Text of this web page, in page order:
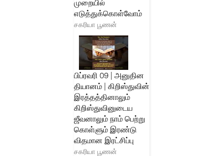
முறையில்
எடுத்துக்கொள்வோம்
சகரியா பூணன்
பிப்ரவரி 09 | அனுதின
தியானம் | கிறிஸ்துவின்
இரத்தத்தினாலும்
கிறிஸ்துவினுடைய
ஜீவனாலும் நாம் பெற்று
கொள்ளும் இரண்டு
விதமான இரட்சிப்பு
சகரியா பூணன்